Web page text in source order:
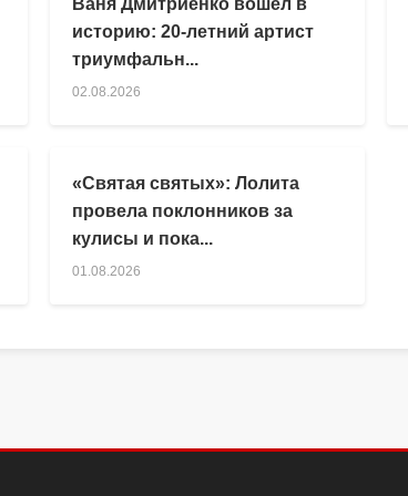
Ваня Дмитриенко вошел в
историю: 20-летний артист
триумфальн...
02.08.2026
«Святая святых»: Лолита
провела поклонников за
кулисы и пока...
01.08.2026